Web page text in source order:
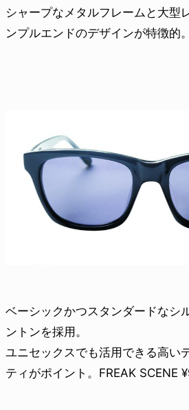
シャープなメタルフレームと大型
ンプルエンドのデザインが特徴的
ベーシックかつスタンダードなシ
ントンを採用。
ユニセックスでも活用できる高い
ティがポイント。FREAK SCENE